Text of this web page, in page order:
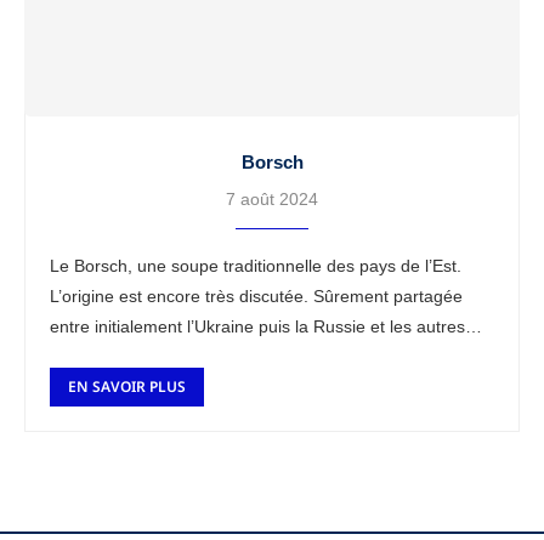
Borsch
7 août 2024
Le Borsch, une soupe traditionnelle des pays de l’Est.
L’origine est encore très discutée. Sûrement partagée
entre initialement l’Ukraine puis la Russie et les autres
EN SAVOIR PLUS